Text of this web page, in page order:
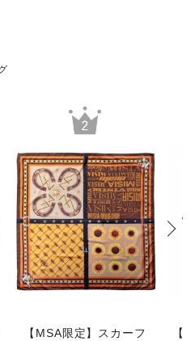
【MSA限定】スカーフ
【